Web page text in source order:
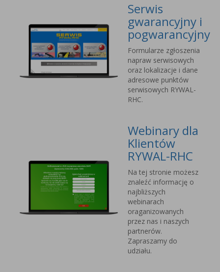
Serwis
gwarancyjny i
pogwarancyjny
Formularze zgłoszenia
napraw serwisowych
oraz lokalizacje i dane
adresowe punktów
serwisowych RYWAL-
RHC.
Webinary dla
Klientów
RYWAL-RHC
Na tej stronie możesz
znaleźć informację o
najbliższych
webinarach
oraganizowanych
przez nas i naszych
partnerów.
Zapraszamy do
udziału.